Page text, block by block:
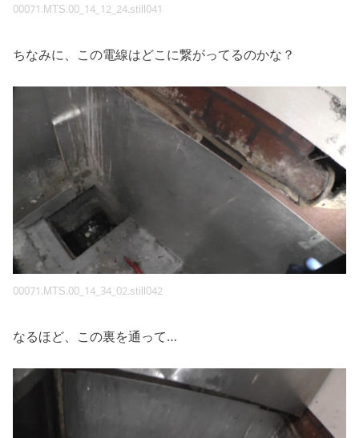
00071.MTS.00_14_12_24.still041
ちなみに、この電線はどこに繋がってるのかな？
00071.MTS.00_14_34_02.still042
なるほど、この裏を通って…